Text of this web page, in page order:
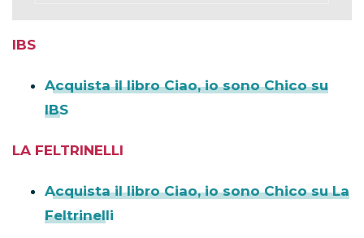
IBS
Acquista il libro Ciao, io sono Chico su
IBS
LA FELTRINELLI
Acquista il libro Ciao, io sono Chico su La
Feltrinelli